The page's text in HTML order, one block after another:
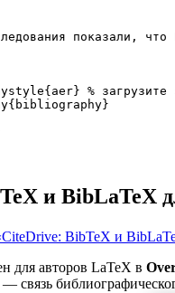
показали, что
{aer} %
{bibliography}
и BibLaTeX
BibTeX и
для авторов LaTeX в
связь